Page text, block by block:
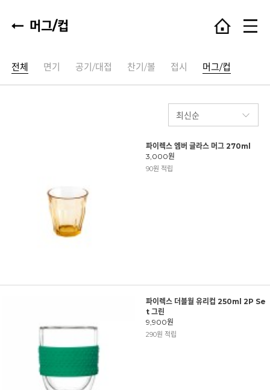
머그/컵
전체 면기 공기/대접 찬기/볼 접시 머그/컵
파이렉스 엠버 글라스 머그 270ml
3,000원
90원 적립
파이렉스 더블월 유리컵 250ml 2P Se
t 그린
9,900원
290원 적립